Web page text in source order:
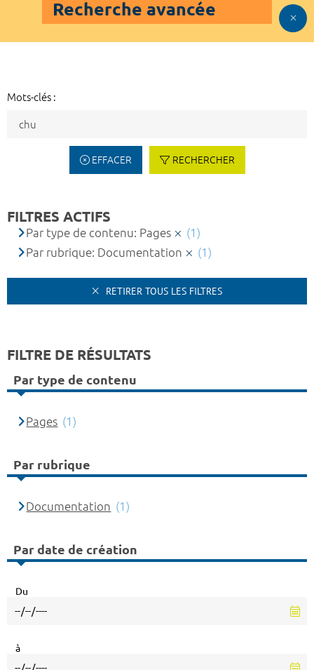
Recherche avancée
Mots-clés :
EFFACER RECHERCHER
FILTRES ACTIFS
Par type de contenu: Pages
(1)
Par rubrique: Documentation
(1)
RETIRER TOUS LES FILTRES
FILTRE DE RÉSULTATS
Par type de contenu
Pages (1)
Par rubrique
Documentation (1)
Par date de création
Du
à